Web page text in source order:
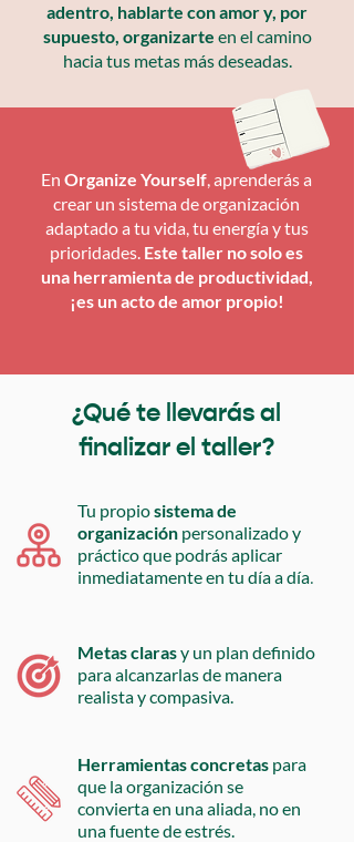
adentro, hablarte con amor y, por
supuesto, organizarte en el camino
hacia tus metas más deseadas.
En Organize Yourself, aprenderás a
crear un sistema de organización
adaptado a tu vida, tu energía y tus
prioridades. Este taller no solo es
una herramienta de productividad,
¡es un acto de amor propio!
¿Qué te llevarás al
finalizar el taller?
Tu propiosistema de
organización personalizado y
práctico que podrás aplicar
inmediatamente en tu día a día.
Metas clarasy un plan definido
para alcanzarlas de manera
realista y compasiva.
Herramientas concretas para
que la organización se
convierta en una aliada, no en
una fuente de estrés.